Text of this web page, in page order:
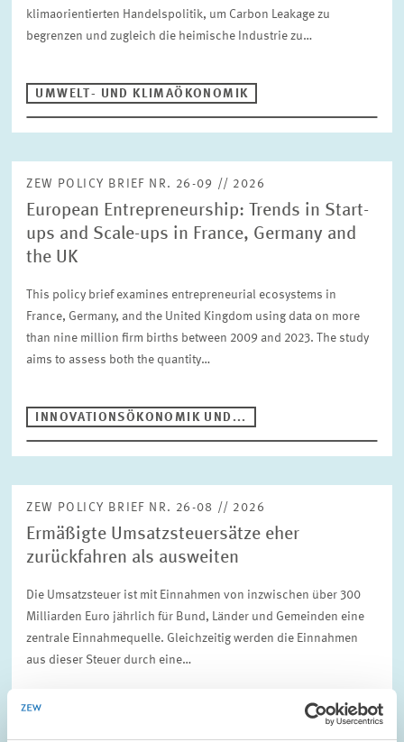
klimaorientierten Handelspolitik, um Carbon Leakage zu
begrenzen und zugleich die heimische Industrie zu…
UMWELT- UND KLIMAÖKONOMIK
ZEW POLICY BRIEF NR. 26-09 // 2026
European Entrepreneurship: Trends in Start-
ups and Scale-ups in France, Germany and
the UK
This policy brief examines entrepreneurial ecosystems in
France, Germany, and the United Kingdom using data on more
than nine million firm births between 2009 and 2023. The study
aims to assess both the quantity…
INNOVATIONSÖKONOMIK UND...
ZEW POLICY BRIEF NR. 26-08 // 2026
Ermäßigte Umsatzsteuersätze eher
zurückfahren als ausweiten
Die Umsatzsteuer ist mit Einnahmen von inzwischen über 300
Milliarden Euro jährlich für Bund, Länder und Gemeinden eine
zentrale Einnahmequelle. Gleichzeitig werden die Einnahmen
aus dieser Steuer durch eine…
UNTERNEHMENSBESTEUERUNG UND ÖFFENTLICH